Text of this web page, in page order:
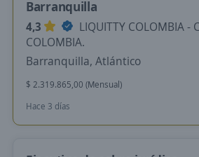
Barranquilla
4,3
LIQUITTY COLOMBIA -
COLOMBIA.
Barranquilla, Atlántico
$ 2.319.865,00 (Mensual)
Hace 3 días